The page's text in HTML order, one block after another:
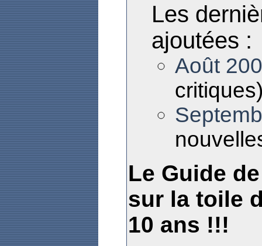
Les
ajoutées :
Août
Le Guide
sur la toile
10 ans !!!